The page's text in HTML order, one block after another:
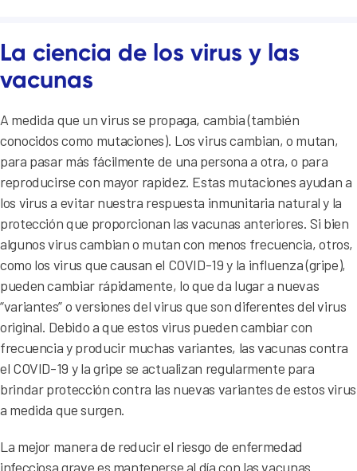
La ciencia de los virus y las
vacunas
A medida que un virus se propaga, cambia (también
conocidos como mutaciones). Los virus cambian, o mutan,
para pasar más fácilmente de una persona a otra, o para
reproducirse con mayor rapidez. Estas mutaciones ayudan a
los virus a evitar nuestra respuesta inmunitaria natural y la
protección que proporcionan las vacunas anteriores. Si bien
algunos virus cambian o mutan con menos frecuencia, otros,
como los virus que causan el COVID-19 y la influenza (gripe),
pueden cambiar rápidamente, lo que da lugar a nuevas
“variantes” o versiones del virus que son diferentes del virus
original. Debido a que estos virus pueden cambiar con
frecuencia y producir muchas variantes, las vacunas contra
el COVID-19 y la gripe se actualizan regularmente para
brindar protección contra las nuevas variantes de estos virus
a medida que surgen.
La mejor manera de reducir el riesgo de enfermedad
infecciosa grave es mantenerse al día con las vacunas